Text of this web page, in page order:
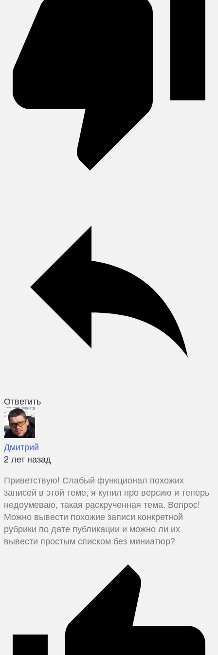
Ответить
Дмитрий
2 лет назад
Приветствую! Слабый функционал похожих
записей в этой теме, я купил про версию и теперь
недоумеваю, такая раскрученная тема. Вопрос!
Можно вывести похожие записи конкретной
рубрики по дате публикации и можно ли их
вывести простым списком без миниатюр?